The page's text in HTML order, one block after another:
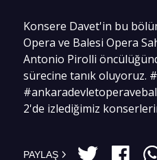
Konsere Davet'in bu
Opera ve Balesi Opera
Antonio Pirolli
sürecine tanık oluyoruz.
2'de izlediğimiz
PAYLAŞ